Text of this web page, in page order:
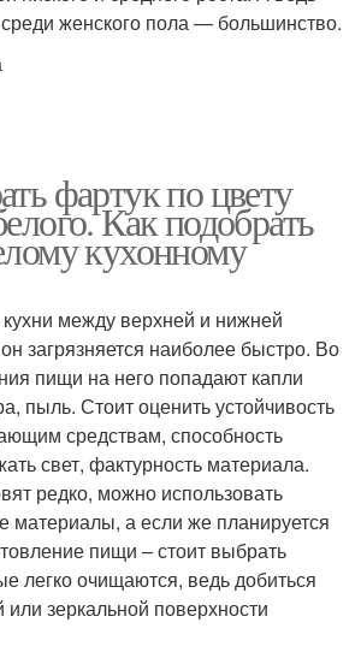
женского пола — большинство.
фартук по цвету
Как подобрать
кухонному
кухни между верхней и нижней
загрязняется наиболее быстро. Во
пищи на него попадают капли
пыль. Стоит оценить устойчивость
средствам, способность
свет, фактурность материала.
редко, можно использовать
материалы, а если же планируется
пищи – стоит выбрать
легко очищаются, ведь добиться
или зеркальной поверхности